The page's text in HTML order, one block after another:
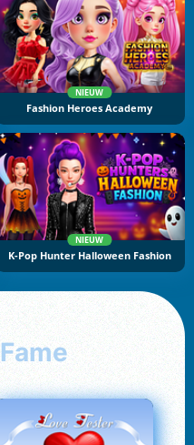
NIEUW
Fashion Heroes Academy
NIEUW
K-Pop Hunter Halloween Fashion
Fame